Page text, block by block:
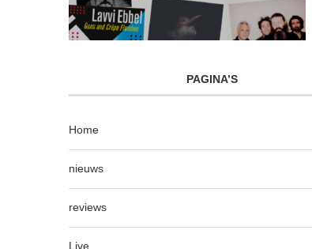
PAGINA’S
Home
nieuws
reviews
Live